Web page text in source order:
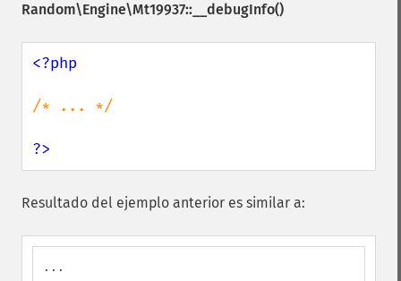
Random\Engine\Mt19937::__debugInfo()
<?php
/* ... */
?>
Resultado del ejemplo anterior es similar a:
...